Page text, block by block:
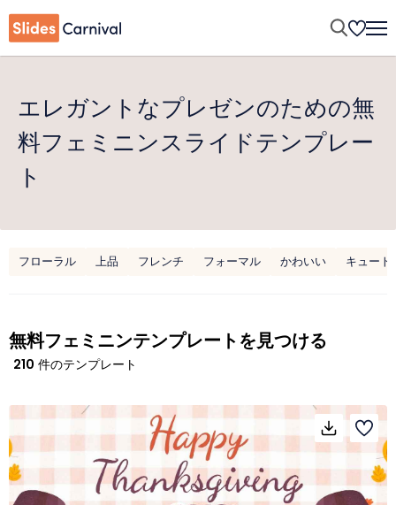
エレガントなプレゼンのための無
料フェミニンスライドテンプレー
ト
フローラル 上品 フレンチ フォーマル かわいい キュート
無料フェミニンテンプレートを見つける
210 件のテンプレート